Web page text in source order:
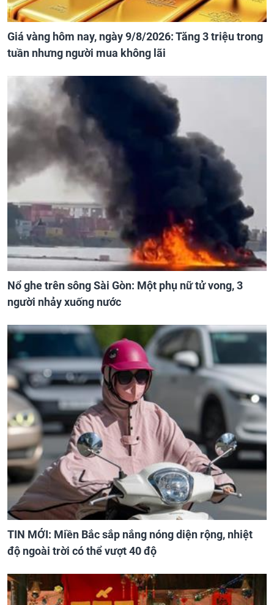
Giá vàng hôm nay, ngày 9/8/2026: Tăng 3 triệu trong
tuần nhưng người mua không lãi
Nổ ghe trên sông Sài Gòn: Một phụ nữ tử vong, 3
người nhảy xuống nước
TIN MỚI: Miền Bắc sắp nắng nóng diện rộng, nhiệt
độ ngoài trời có thể vượt 40 độ